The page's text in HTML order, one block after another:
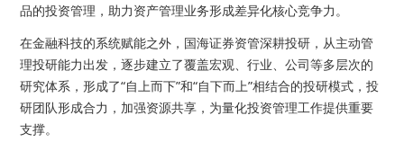
品的投资管理，助力资产管理业务形成差异化核心竞争力。
在金融科技的系统赋能之外，国海证券资管深耕投研，从主动管
理投研能力出发，逐步建立了覆盖宏观、行业、公司等多层次的
研究体系，形成了“自上而下”和“自下而上”相结合的投研模式，投
研团队形成合力，加强资源共享，为量化投资管理工作提供重要
支撑。